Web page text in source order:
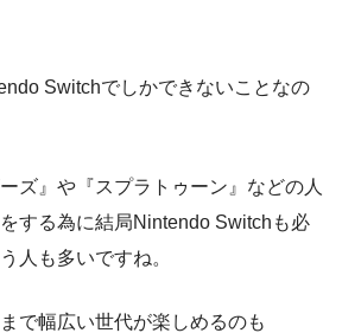
Switchでしかできないことなの
ズ』や『スプラトゥーン』などの人
する為に結局Nintendo Switchも必
人も多いですね。
で幅広い世代が楽しめるのも